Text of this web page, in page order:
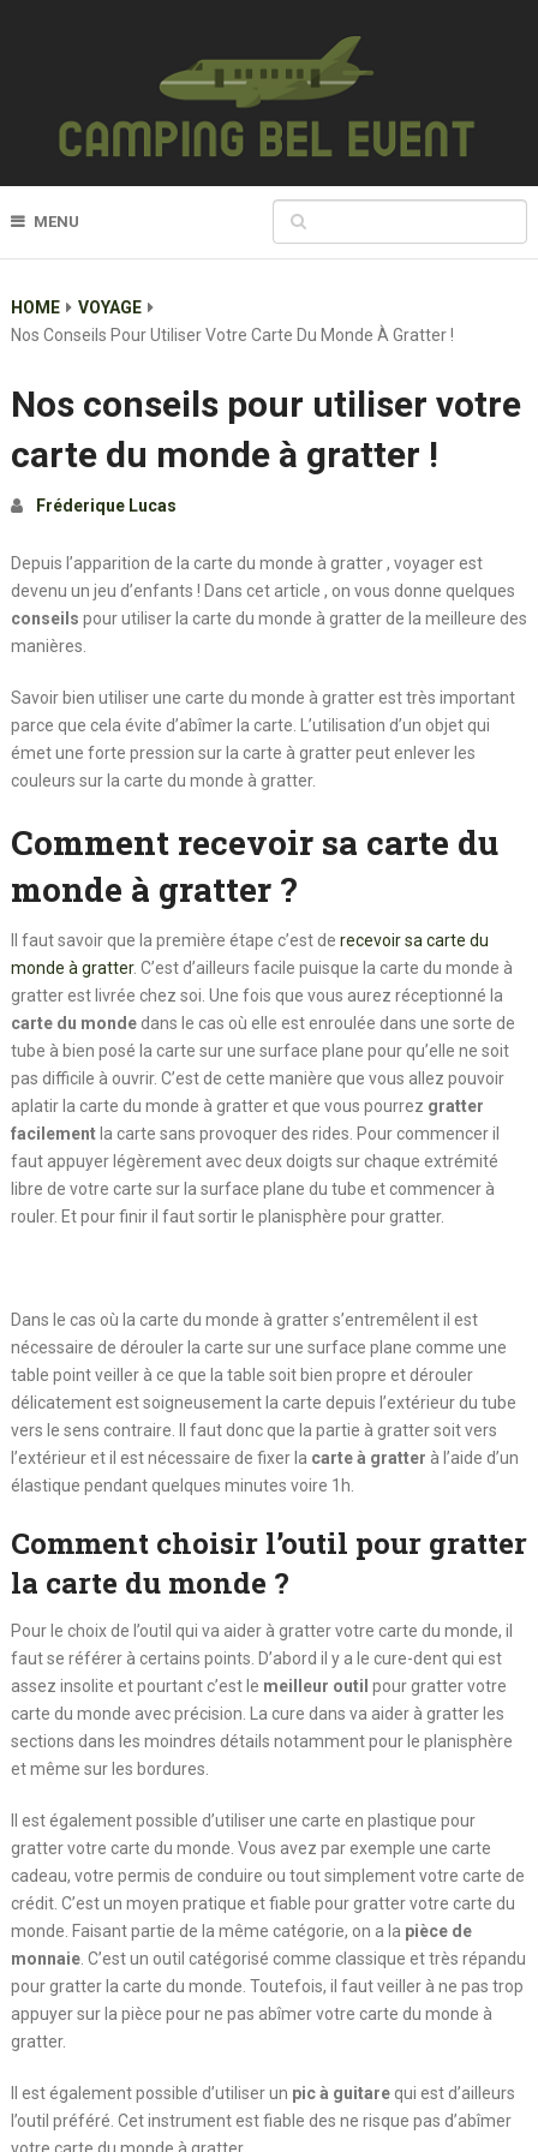
MENU
HOME
VOYAGE
Nos Conseils Pour Utiliser Votre Carte Du Monde À Gratter !
Nos conseils pour utiliser votre
carte du monde à gratter !
Fréderique Lucas
Depuis l’apparition de la carte du monde à gratter , voyager est
devenu un jeu d’enfants ! Dans cet article , on vous donne quelques
conseils pour utiliser la carte du monde à gratter de la meilleure des
manières.
Savoir bien utiliser une carte du monde à gratter est très important
parce que cela évite d’abîmer la carte. L’utilisation d’un objet qui
émet une forte pression sur la carte à gratter peut enlever les
couleurs sur la carte du monde à gratter.
Comment recevoir sa carte du
monde à gratter ?
Il faut savoir que la première étape c’est de recevoir sa carte du
monde à gratter. C’est d’ailleurs facile puisque la carte du monde à
gratter est livrée chez soi. Une fois que vous aurez réceptionné la
carte du mondedans le cas où elle est enroulée dans une sorte de
tube à bien posé la carte sur une surface plane pour qu’elle ne soit
pas difficile à ouvrir. C’est de cette manière que vous allez pouvoir
aplatir la carte du monde à gratter et que vous pourrez gratter
facilementla carte sans provoquer des rides. Pour commencer il
faut appuyer légèrement avec deux doigts sur chaque extrémité
libre de votre carte sur la surface plane du tube et commencer à
rouler. Et pour finir il faut sortir le planisphère pour gratter.
Dans le cas où la carte du monde à gratter s’entremêlent il est
nécessaire de dérouler la carte sur une surface plane comme une
table point veiller à ce que la table soit bien propre et dérouler
délicatement est soigneusement la carte depuis l’extérieur du tube
vers le sens contraire. Il faut donc que la partie à gratter soit vers
l’extérieur et il est nécessaire de fixer la carte à gratter à l’aide d’un
élastique pendant quelques minutes voire 1h.
Comment choisir l’outil pour gratter
la carte du monde ?
Pour le choix de l’outil qui va aider à gratter votre carte du monde, il
faut se référer à certains points. D’abord il y a le cure-dent qui est
assez insolite et pourtant c’est le meilleur outil pour gratter votre
carte du monde avec précision. La cure dans va aider à gratter les
sections dans les moindres détails notamment pour le planisphère
et même sur les bordures.
Il est également possible d’utiliser une carte en plastique pour
gratter votre carte du monde. Vous avez par exemple une carte
cadeau, votre permis de conduire ou tout simplement votre carte de
crédit. C’est un moyen pratique et fiable pour gratter votre carte du
monde. Faisant partie de la même catégorie, on a la pièce de
monnaie. C’est un outil catégorisé comme classique et très répandu
pour gratter la carte du monde. Toutefois, il faut veiller à ne pas trop
appuyer sur la pièce pour ne pas abîmer votre carte du monde à
gratter.
Il est également possible d’utiliser un pic à guitarequi est d’ailleurs
l’outil préféré. Cet instrument est fiable des ne risque pas d’abîmer